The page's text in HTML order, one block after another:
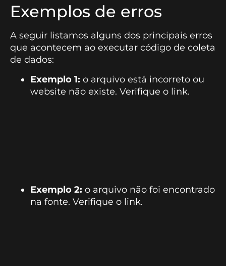
Exemplos de erros
A seguir listamos alguns dos principais erros
que acontecem ao executar código de coleta
de dados:
Exemplo 1: o arquivo está incorreto ou
website não existe. Verifique o link.
Exemplo 2: o arquivo não foi encontrado
na fonte. Verifique o link.